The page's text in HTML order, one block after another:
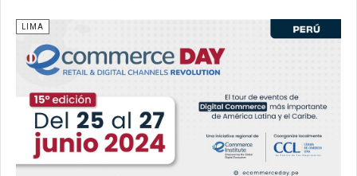
LIMA